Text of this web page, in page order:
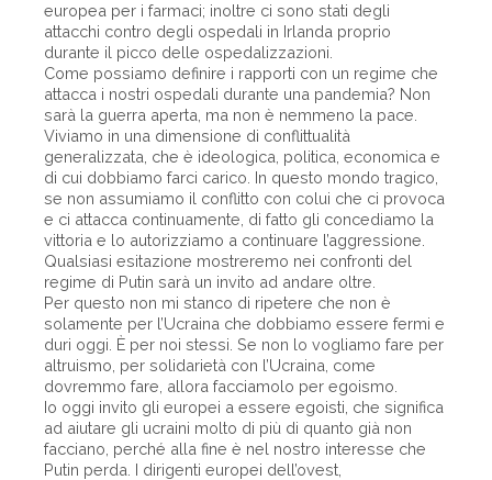
europea per i farmaci; inoltre ci sono stati degli
attacchi contro degli ospedali in Irlanda proprio
durante il picco delle ospedalizzazioni.
Come possiamo definire i rapporti con un regime che
attacca i nostri ospedali durante una pandemia? Non
sarà la guerra aperta, ma non è nemmeno la pace.
Viviamo in una dimensione di conflittualità
generalizzata, che è ideologica, politica, economica e
di cui dobbiamo farci carico. In questo mondo tragico,
se non assumiamo il conflitto con colui che ci provoca
e ci attacca continuamente, di fatto gli concediamo la
vittoria e lo autorizziamo a continuare l’aggressione.
Qualsiasi esitazione mostreremo nei confronti del
regime di Putin sarà un invito ad andare oltre.
Per questo non mi stanco di ripetere che non è
solamente per l’Ucraina che dobbiamo essere fermi e
duri oggi. È per noi stessi. Se non lo vogliamo fare per
altruismo, per solidarietà con l’Ucraina, come
dovremmo fare, allora facciamolo per egoismo.
Io oggi invito gli europei a essere egoisti, che significa
ad aiutare gli ucraini molto di più di quanto già non
facciano, perché alla fine è nel nostro interesse che
Putin perda. I dirigenti europei dell’ovest,